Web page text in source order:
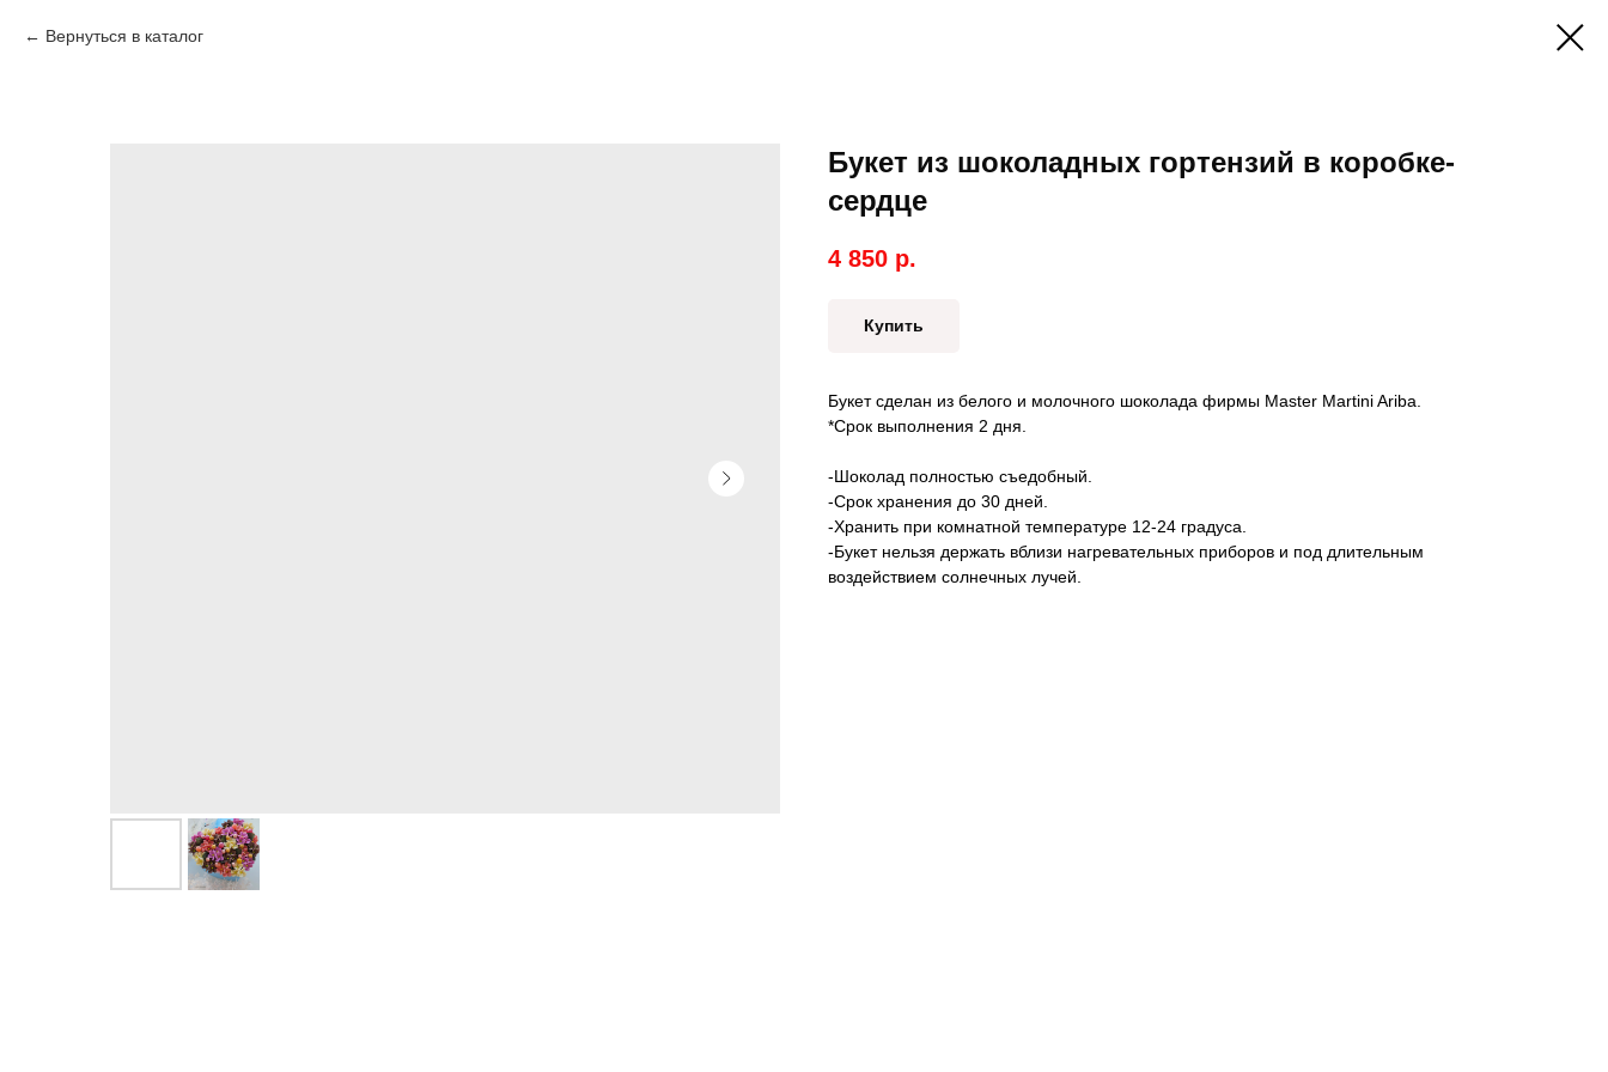
Вернуться в каталог
Букет из шоколадных гортензий в коробке-
сердце
4 850 р.
Купить
Букет сделан из белого и молочного шоколада фирмы Master Martini Ariba.
*Срок выполнения 2 дня.
-Шоколад полностью съедобный.
-Срок хранения до 30 дней.
-Хранить при комнатной температуре 12-24 градуса.
-Букет нельзя держать вблизи нагревательных приборов и под длительным
воздействием солнечных лучей.